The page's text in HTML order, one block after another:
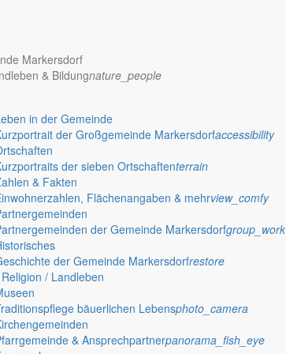
markersdorf.de
Markersdorf
& Bildungnature_people
in der Gemeinde
der Großgemeinde Markersdorfaccessibility
der sieben Ortschaftenterrain
& Fakten
Flächenangaben & mehrview_comfy
der Gemeinde Markersdorfgroup_work
der Gemeinde Markersdorfrestore
/ Landleben
bäuerlichen Lebensphoto_camera
& Ansprechpartnerpanorama_fish_eye